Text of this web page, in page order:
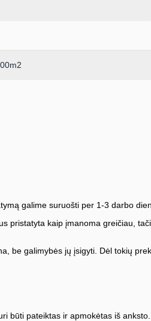
galime suruošti per 1-3 darbo
pristatyta kaip įmanoma greičiau,
be galimybės jų įsigyti. Dėl tokių
būti pateiktas ir apmokėtas iš anksto.